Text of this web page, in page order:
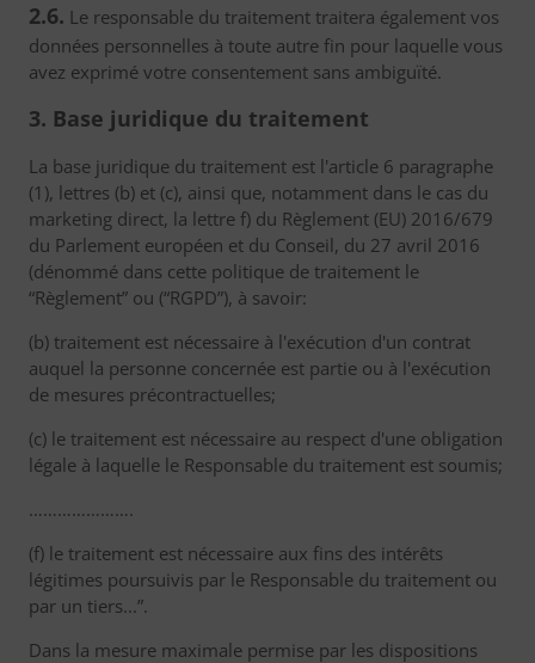
2.6. Le responsable du traitement traitera également vos
données personnelles à toute autre fin pour laquelle vous
avez exprimé votre consentement sans ambiguïté.
3. Base juridique du traitement
La base juridique du traitement est l'article 6 paragraphe
(1), lettres (b) et (c), ainsi que, notamment dans le cas du
marketing direct, la lettre f) du Règlement (EU) 2016/679
du Parlement européen et du Conseil, du 27 avril 2016
(dénommé dans cette politique de traitement le
“Règlement” ou (“RGPD”), à savoir:
(b) traitement est nécessaire à l'exécution d'un contrat
auquel la personne concernée est partie ou à l'exécution
de mesures précontractuelles;
(c) le traitement est nécessaire au respect d'une obligation
légale à laquelle le Responsable du traitement est soumis;
………………….
(f) le traitement est nécessaire aux fins des intérêts
légitimes poursuivis par le Responsable du traitement ou
par un tiers...”.
Dans la mesure maximale permise par les dispositions